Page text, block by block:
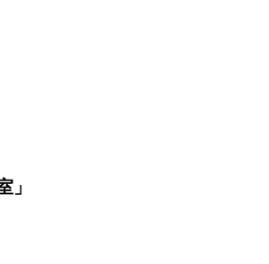
」